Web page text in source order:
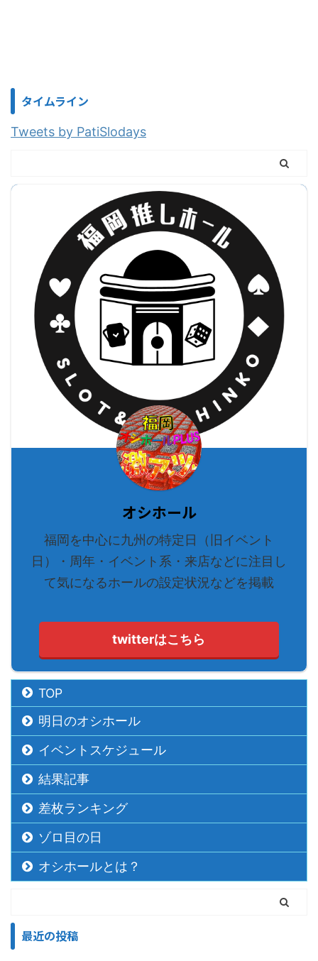
タイムライン
Tweets by PatiSlodays
オシホール
福岡を中心に九州の特定日（旧イベント
日）・周年・イベント系・来店などに注目し
て気になるホールの設定状況などを掲載
twitterはこちら
TOP
明日のオシホール
イベントスケジュール
結果記事
差枚ランキング
ゾロ目の日
オシホールとは？
最近の投稿